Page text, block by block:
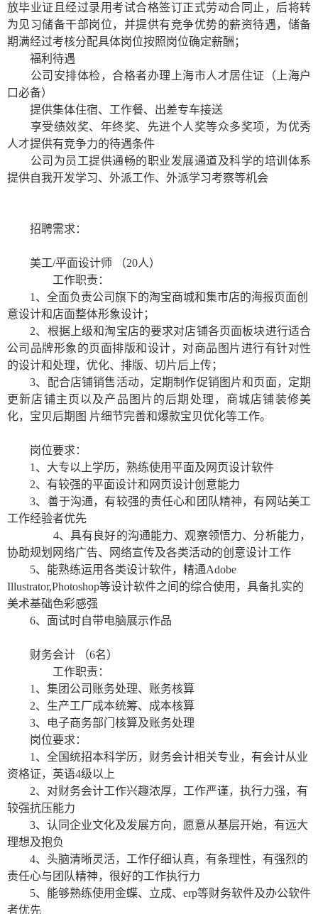
放毕业证且经过录用考试合格签订正式劳动合同止，后将转
为见习储备干部岗位，并提供有竞争优势的薪资待遇，储备
期满经过考核分配具体岗位按照岗位确定薪酬；
福利待遇
公司安排体检，合格者办理上海市人才居住证（上海户
口必备）
提供集体住宿、工作餐、出差专车接送
享受绩效奖、年终奖、先进个人奖等众多奖项，为优秀
人才提供有竞争力的待遇条件
公司为员工提供通畅的职业发展通道及科学的培训体系
提供自我开发学习、外派工作、外派学习考察等机会
招聘需求：
美工/平面设计师 （20人）
工作职责：
1 、全面负责公司旗下的淘宝商城和集市店的海报页面创
意设计和店面整体形象设计；
2、根据上级和淘宝店的要求对店铺各页面板块进行适合
公司品牌形象的页面排版和设计，对商品图片进行有针对性
的设计和处理，优化、排版、切片后上传；
3、配合店铺销售活动，定期制作促销图片和页面，定期
更新店铺主页以及产品图片的后期处理，商城店铺装修美
化，宝贝后期图 片细节完善和爆款宝贝优化等工作。
岗位要求：
1 、大专以上学历，熟练使用平面及网页设计软件
2、有较强的平面设计和网页设计创意能力
3、善于沟通，有较强的责任心和团队精神，有网站美工
工作经验者优先
4、具有良好的沟通能力、观察领悟力、分析能力，
协助规划网络广告、网络宣传及各类活动的创意设计工作
5、能熟练运用各类设计软件，精通Adobe
Illustrator,Photoshop等设计软件之间的综合使用，具备扎实的
美术基础色彩感强
6、面试时自带电脑展示作品
财务会计 （6名）
工作职责：
1 、集团公司账务处理、账务核算
2、生产工厂成本统筹、成本核算
3、电子商务部门核算及账务处理
岗位要求：
1 、全国统招本科学历，财务会计相关专业，有会计从业
资格证，英语4级以上
2、对财务会计工作兴趣浓厚，工作严谨，执行力强，有
较强抗压能力
3、认同企业文化及发展方向，愿意从基层开始，有远大
理想及抱负
4、头脑清晰灵活，工作仔细认真，有条理性，有强烈的
责任心与团队精神，很好的工作执行力
5、能够熟练使用金蝶、立成、 erp等财务软件及办公软件
者优先